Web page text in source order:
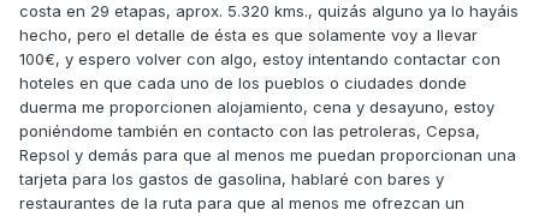
costa en 29 etapas, aprox. 5.320 kms., quizás alguno ya lo hayáis
hecho, pero el detalle de ésta es que solamente voy a llevar
100€, y espero volver con algo, estoy intentando contactar con
hoteles en que cada uno de los pueblos o ciudades donde
duerma me proporcionen alojamiento, cena y desayuno, estoy
poniéndome también en contacto con las petroleras, Cepsa,
Repsol y demás para que al menos me puedan proporcionan una
tarjeta para los gastos de gasolina, hablaré con bares y
restaurantes de la ruta para que al menos me ofrezcan un